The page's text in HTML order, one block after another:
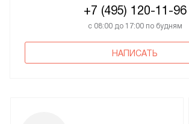
+7 (495) 120-11-96
с 08:00 до 17:00 по будням
НАПИСАТЬ